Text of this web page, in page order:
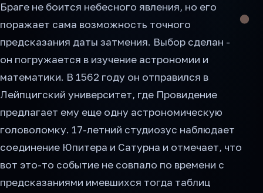
Браге не боится небесного явления, но его
поражает сама возможность точного
предсказания даты затмения. Выбор сделан -
он погружается в изучение астрономии и
математики. В 1562 году он отправился в
Лейпцигский университет, где Провидение
предлагает ему еще одну астрономическую
головоломку. 17-летний студиозус наблюдает
соединение Юпитера и Сатурна и отмечает, что
вот это-то событие не совпало по времени с
предсказаниями имевшихся тогда таблиц